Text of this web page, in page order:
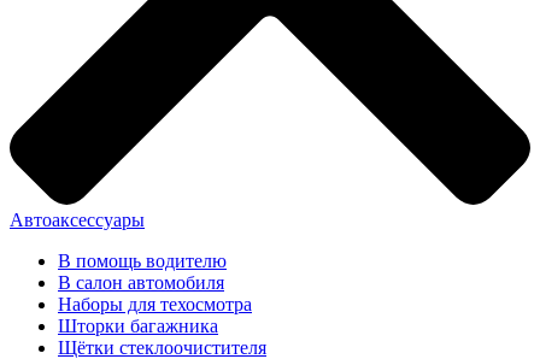
Автоаксессуары
В помощь водителю
В салон автомобиля
Наборы для техосмотра
Шторки багажника
Щётки стеклоочистителя